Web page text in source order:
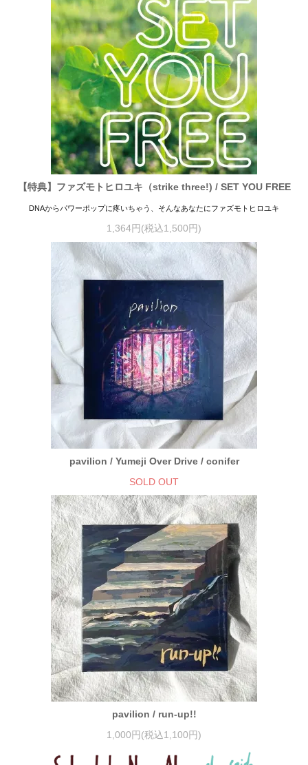
【特典】ファズモトヒロユキ（strike three!) / SET YOU FREE
DNAからパワーポップに疼いちゃう、そんなあなたにファズモトヒロユキ
1,364円(税込1,500円)
pavilion / Yumeji Over Drive / conifer
SOLD OUT
pavilion / run-up!!
1,000円(税込1,100円)